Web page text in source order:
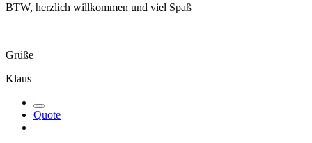
BTW, herzlich willkommen und viel Spaß
Grüße
Klaus
Quote